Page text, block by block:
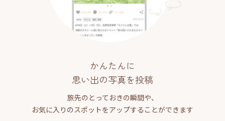
かんたんに
思い出の写真を投稿
旅先のとっておきの瞬間や、
お気に入りのスポットをアップすることができます